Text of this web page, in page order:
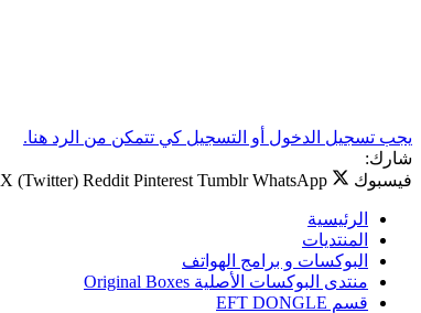
يجب تسجيل الدخول أو التسجيل كي تتمكن من الرد هنا.
شارك:
فيسبوك
X (Twitter) Reddit Pinterest Tumblr WhatsApp
الرئيسية
المنتديات
البوكسات و برامج الهواتف
منتدى البوكسات الأصلية Original Boxes
قسم EFT DONGLE